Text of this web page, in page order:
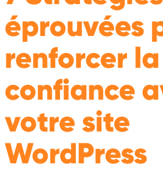
éprouvées
renforcer la
confiance
votre site
WordPress